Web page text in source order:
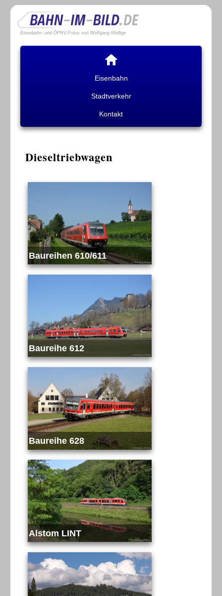
Eisenbahn- und ÖPNV-Fotos von Wolfgang Wellige
Eisenbahn
Stadtverkehr
Kontakt
Dieseltriebwagen
Baureihen 610/611
Baureihe 612
Baureihe 628
Alstom LINT